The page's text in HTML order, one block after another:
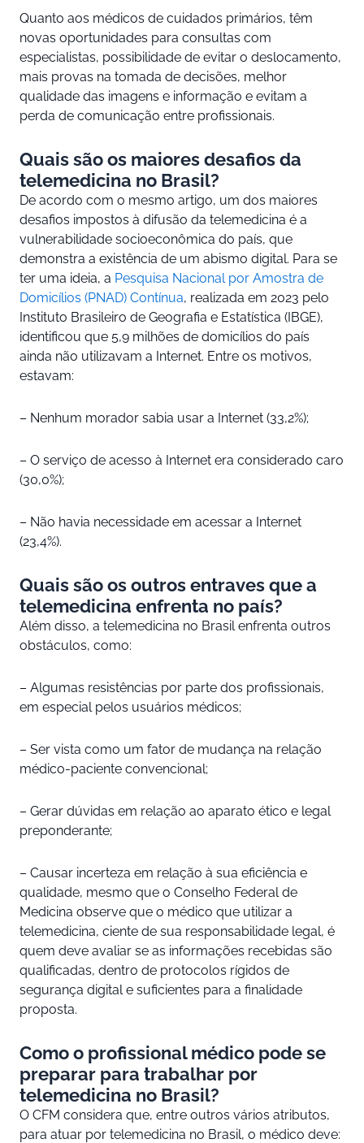
Quanto aos médicos de cuidados primários, têm
novas oportunidades para consultas com
especialistas, possibilidade de evitar o deslocamento,
mais provas na tomada de decisões, melhor
qualidade das imagens e informação e evitam a
perda de comunicação entre profissionais.
Quais são os maiores desafios da
telemedicina no Brasil?
De acordo com o mesmo artigo, um dos maiores
desafios impostos à difusão da telemedicina é a
vulnerabilidade socioeconômica do país, que
demonstra a existência de um abismo digital. Para se
ter uma ideia, a Pesquisa Nacional por Amostra de
Domicílios (PNAD) Contínua, realizada em 2023 pelo
Instituto Brasileiro de Geografia e Estatística (IBGE),
identificou que 5,9 milhões de domicílios do país
ainda não utilizavam a Internet. Entre os motivos,
estavam:
– Nenhum morador sabia usar a Internet (33,2%);
– O serviço de acesso à Internet era considerado caro
(30,0%);
– Não havia necessidade em acessar a Internet
(23,4%).
Quais são os outros entraves que a
telemedicina enfrenta no país?
Além disso, a telemedicina no Brasil enfrenta outros
obstáculos, como:
– Algumas resistências por parte dos profissionais,
em especial pelos usuários médicos;
– Ser vista como um fator de mudança na relação
médico-paciente convencional;
– Gerar dúvidas em relação ao aparato ético e legal
preponderante;
– Causar incerteza em relação à sua eficiência e
qualidade, mesmo que o Conselho Federal de
Medicina observe que o médico que utilizar a
telemedicina, ciente de sua responsabilidade legal, é
quem deve avaliar se as informações recebidas são
qualificadas, dentro de protocolos rígidos de
segurança digital e suficientes para a finalidade
proposta.
Como o profissional médico pode se
preparar para trabalhar por
telemedicina no Brasil?
O CFM considera que, entre outros vários atributos,
para atuar por telemedicina no Brasil, o médico deve: